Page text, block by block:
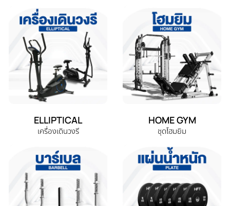
ELLIPTICAL
เครื่องเดินวงรี
HOME GYM
ชุดโฮมยิม